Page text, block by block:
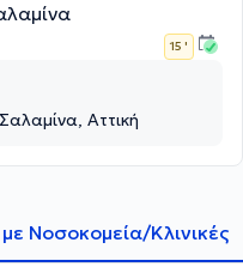
15 '
Αττική
Νοσοκομεία/Κλινικές